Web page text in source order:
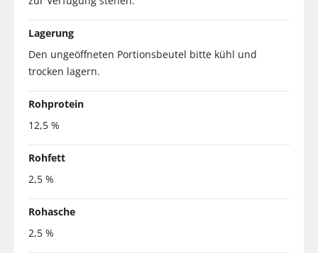
Lagerung
Den ungeöffneten Portionsbeutel bitte kühl und
trocken lagern.
Rohprotein
12,5 %
Rohfett
2,5 %
Rohasche
2,5 %